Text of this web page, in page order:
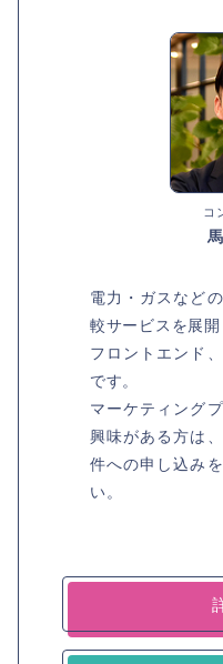
コ
電力・ガスなど
較サービスを展開
フロントエンド
です。
マーケティング
興味がある方は
件への申し込み
い。